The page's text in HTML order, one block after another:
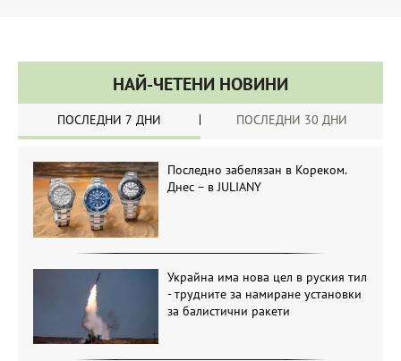
НАЙ-ЧЕТЕНИ НОВИНИ
ПОСЛЕДНИ 7 ДНИ ПОСЛЕДНИ 30 ДНИ
Последно забелязан в Кореком.
Днес – в JULIANY
Украйна има нова цел в руския тил
- трудните за намиране установки
за балистични ракети